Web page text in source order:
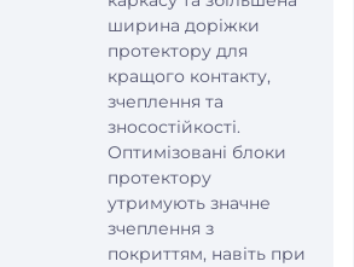
ширина доріжки
протектору для
кращого контакту,
зчеплення та
зносостійкості.
Оптимізовані блоки
протектору
утримують значне
зчеплення з
покриттям, навіть при